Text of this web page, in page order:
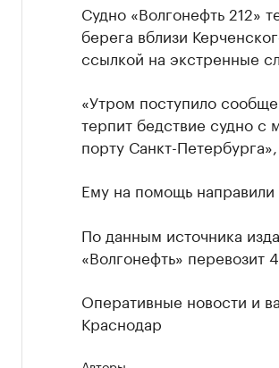
Судно «Волгонефть 212»
берега вблизи
ссылкой на экстренные
«Утром поступило
терпит бедствие судно с
порту Санкт-
Ему на помощь направили
По данным источника
«Волгонефть» перевозит
Оперативные новости и
Краснодар